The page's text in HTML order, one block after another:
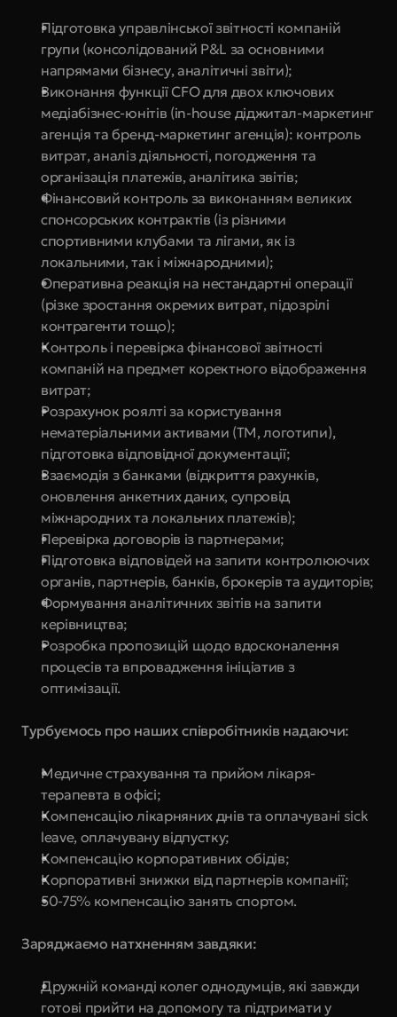
Підготовка управлінської звітності компаній
групи (консолідований P&L за основними
напрямами бізнесу, аналітичні звіти);
Виконання функції СFO для двох ключових
медіабізнес-юнітів (in-house діджитал-маркетинг
агенція та бренд-маркетинг агенція): контроль
витрат, аналіз діяльності, погодження та
організація платежів, аналітика звітів;
Фінансовий контроль за виконанням великих
спонсорських контрактів (із різними
спортивними клубами та лігами, як із
локальними, так і міжнародними);
Оперативна реакція на нестандартні операції
(різке зростання окремих витрат, підозрілі
контрагенти тощо);
Контроль і перевірка фінансової звітності
компаній на предмет коректного відображення
витрат;
Розрахунок роялті за користування
нематеріальними активами (ТМ, логотипи),
підготовка відповідної документації;
Взаємодія з банками (відкриття рахунків,
оновлення анкетних даних, супровід
міжнародних та локальних платежів);
Перевірка договорів із партнерами;
Підготовка відповідей на запити контролюючих
органів, партнерів, банків, брокерів та аудиторів;
Формування аналітичних звітів на запити
керівництва;
Розробка пропозицій щодо вдосконалення
процесів та впровадження ініціатив з
оптимізації.
Турбуємось про наших співробітників надаючи:
Медичне страхування та прийом лікаря-
терапевта в офісі;
Компенсацію лікарняних днів та оплачувані sick
leave, оплачувану відпустку;
Компенсацію корпоративних обідів;
Корпоративні знижки від партнерів компанії;
50-75% компенсацію занять спортом.
Заряджаємо натхненням завдяки:
Дружній команді колег однодумців, які завжди
готові прийти на допомогу та підтримати у